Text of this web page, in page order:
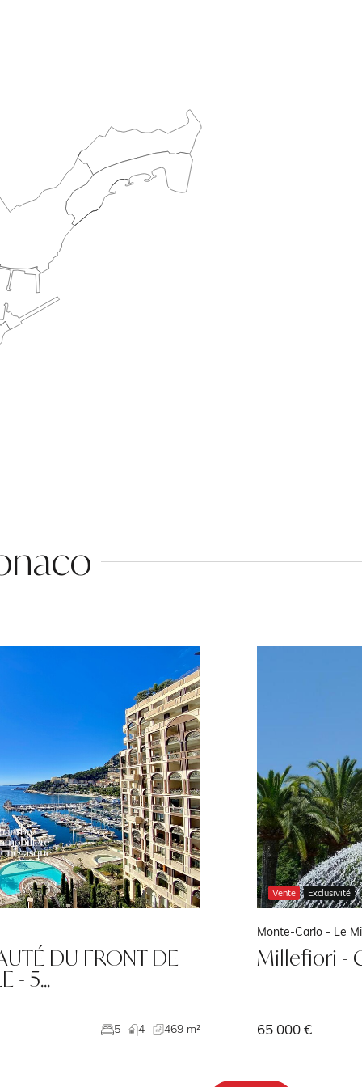
DU FRONT DE
- 5…
5 4 469 m²
Vente Exclusivité
Monte-Carlo - Le
Millefiori -
65 000 €